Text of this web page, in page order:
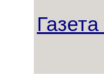
Газета